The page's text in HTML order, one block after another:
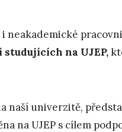
neakademické
na UJEP,
naší univerzitě,
na UJEP s cílem